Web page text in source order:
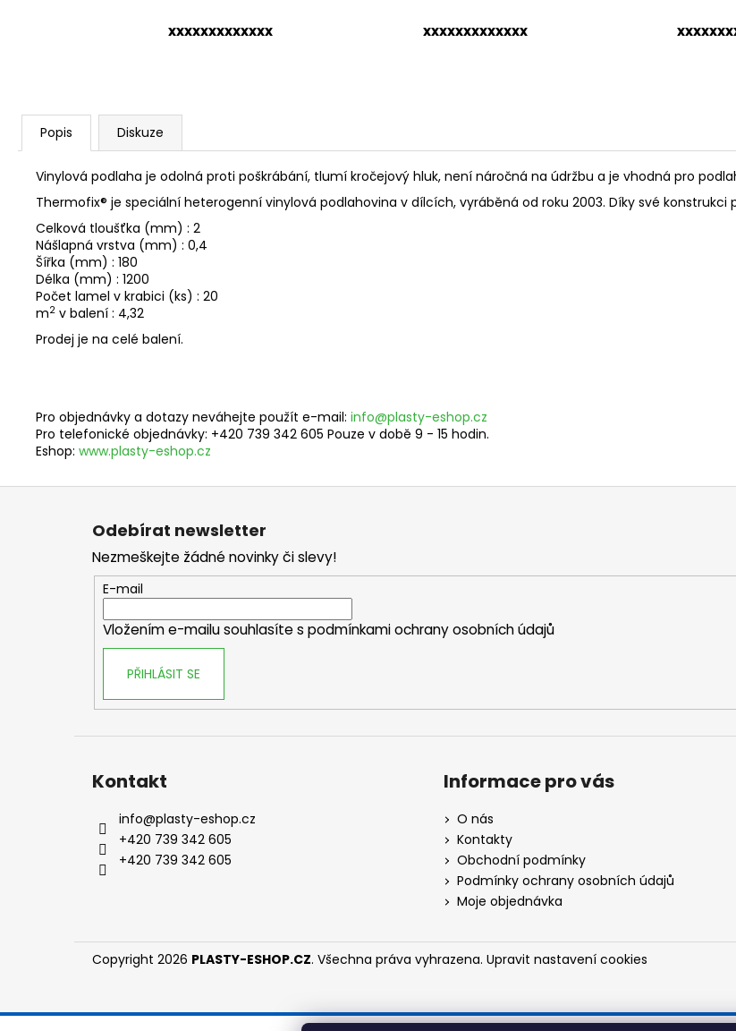
xxxxxxxxxxxxx xxxxxxxxxxxxx
Popis Diskuze
Vinylová podlaha je odolná proti poškrábání, tlumí kročejový hluk, není náročná na údržbu a je vhodná pro
Thermofix® je speciální heterogenní vinylová podlahovina v dílcích, vyráběná od roku 2003. Díky své
Celková tloušťka (mm) : 2
Nášlapná vrstva (mm) : 0,4
Šířka (mm) : 180
Délka (mm) : 1200
Počet lamel v krabici (ks) : 20
m2 v balení : 4,32
Prodej je na celé balení.
Pro objednávky a dotazy neváhejte použít e-mail: info@plasty-eshop.cz
Pro telefonické objednávky: +420 739 342 605 Pouze v době 9 - 15 hodin.
Eshop: www.plasty-eshop.cz
Z
Odebírat newsletter
Nezmeškejte žádné novinky či slevy!
E-mail
Vložením e-mailu souhlasíte s podmínkami ochrany osobních údajů
PŘIHLÁSIT SE
Kontakt
info@plasty-eshop.cz
+420 739 342 605
+420 739 342 605
Informace pro vás
O nás
Kontakty
Obchodní podmínky
Podmínky ochrany osobních údajů
Moje objednávka
Copyright 2026 PLASTY-ESHOP.CZ. Všechna práva vyhrazena. Upravit nastavení cookies